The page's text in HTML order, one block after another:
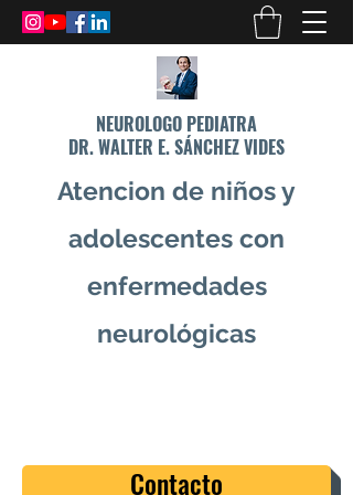
NEUROLOGO PEDIATRA
DR. WALTER E. SÁNCHEZ VIDES
Atencion de niños y
adolescentes con
enfermedades
neurológicas
Contacto